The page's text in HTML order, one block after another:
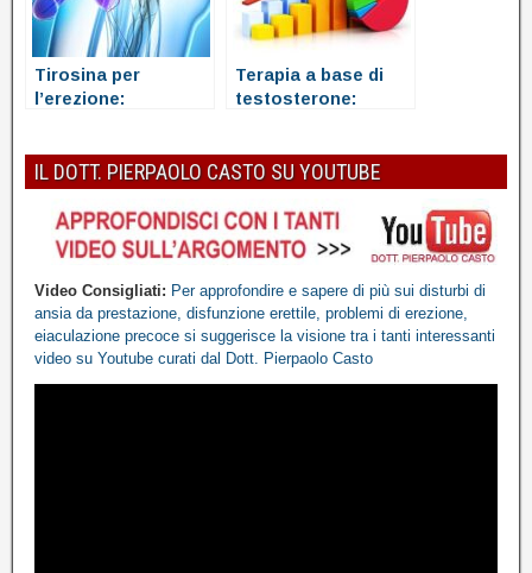
Tirosina per
l’erezione:
Terapia a base di
testosterone:
IL DOTT. PIERPAOLO CASTO SU YOUTUBE
Video Consigliati: Per approfondire e sapere di più sui disturbi di
ansia da prestazione, disfunzione erettile, problemi di erezione,
eiaculazione precoce si suggerisce la visione tra i tanti interessanti
video su Youtube curati dal Dott. Pierpaolo Casto